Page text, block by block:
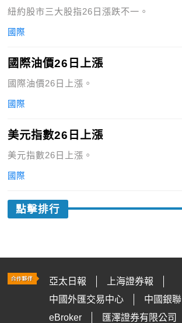
紐約股市三大股指26日漲跌不一。
國際
國際油價26日上漲
國際油價26日上漲。
國際
美元指數26日上漲
美元指數26日上漲。
國際
點擊排行
亞太日報
上海證券報
中國外匯交易中心
中國銀聯
eBroker
匯澤證券有限公司